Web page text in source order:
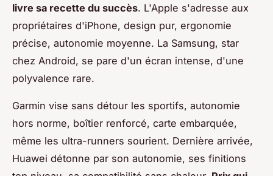
livre sa recette du succès. L'Apple s'adresse aux
propriétaires d'iPhone, design pur, ergonomie
précise, autonomie moyenne. La Samsung, star
chez Android, se pare d'un écran intense, d'une
polyvalence rare.
Garmin vise sans détour les sportifs, autonomie
hors norme, boîtier renforcé, carte embarquée,
même les ultra-runners sourient. Dernière arrivée,
Huawei détonne par son autonomie, ses finitions